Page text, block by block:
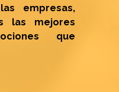
empresas,
las mejores
que